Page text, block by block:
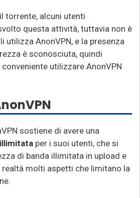
torrente, alcuni utenti
questa attività, tuttavia non è
utilizza AnonVPN, e la presenza
è sconosciuta, quindi
utilizzare AnonVPN
sostiene di avere una
per i suoi utenti, che si
di banda illimitata in upload e
molti aspetti che limitano la